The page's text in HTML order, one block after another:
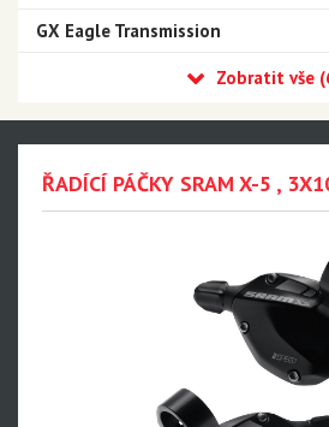
GX Eagle Transmission
Eagle 90 Transmission
Eagle 70 Transmission
Eagle S100 - NEW!!!
ŘADÍCÍ PÁČKY SRAM X-5 ,